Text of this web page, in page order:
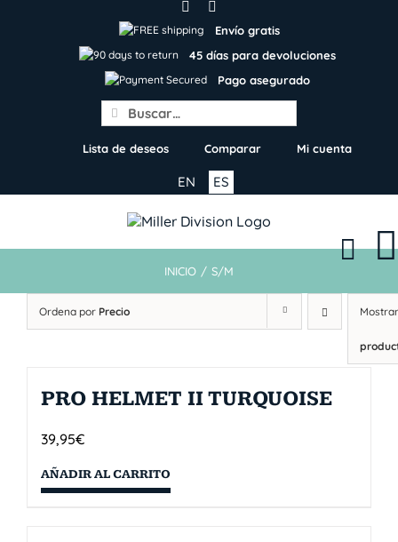
Envío gratis
45 días para devoluciones
Pago asegurado
Search
for:
Lista de deseos Comparar Mi cuenta
ES
EN
INICIO / S/M
Ordena por Precio
PRO HELMET II TURQUOISE
39,95€
AÑADIR AL CARRITO